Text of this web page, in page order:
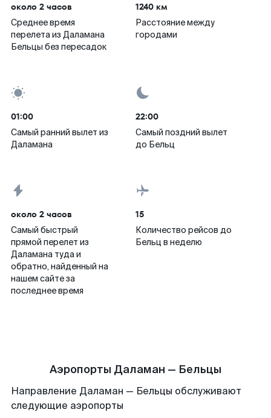
около 2 часов
Среднее время
перелета из Даламана
Бельцы без пересадок
1240 км
Расстояние между
городами
01:00
Самый ранний вылет из
Даламана
22:00
Самый поздний вылет
до Бельц
около 2 часов
Самый быстрый
прямой перелет из
Даламана туда и
обратно, найденный на
нашем сайте за
последнее время
15
Количество рейсов до
Бельц в неделю
Аэропорты Даламан — Бельцы
Направление Даламан — Бельцы обслуживают
следующие аэропорты